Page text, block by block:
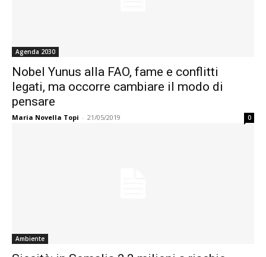
Agenda 2030
Nobel Yunus alla FAO, fame e conflitti
legati, ma occorre cambiare il modo di
pensare
Maria Novella Topi - 21/05/2019 0
Ambiente